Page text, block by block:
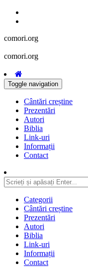
comori.org
comori.org
Toggle navigation
Cântări creștine
Prezentări
Autori
Biblia
Link-uri
Informații
Contact
Categorii
Cântări creștine
Prezentări
Autori
Biblia
Link-uri
Informații
Contact